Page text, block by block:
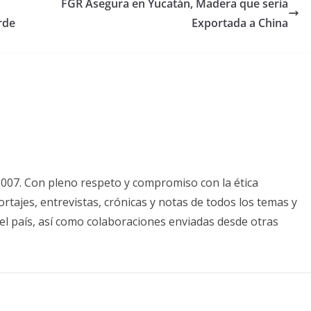
FGR Asegura en Yucatán, Madera que sería
Exportada a China
Con pleno respeto y compromiso con la ética
entrevistas, crónicas y notas de todos los temas y
país, así como colaboraciones enviadas desde otras